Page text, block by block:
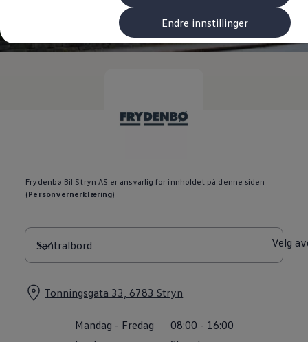
Endre innstillinger
Varebiler med firehjulstrekk
Kundeløfter
Connect Pro
Lease eller kjøpe bil
Hjemmelading
Hurtiglading
Ruteplanlegger
Rekkevidde-kalkulator
Ladekalkulator
Oppgitt vs. faktisk rekkevidde
Min Volkswagen
Biltilbehør
Programvareoppdateringer
Instruksjonsbok
Kundeinformasjon
Frydenbø Bil Stryn AS er ansvarlig for innholdet på denne siden
(Personvernerklæring)
Velg
Tonningsgata 33, 6783 Stryn
Mandag - Fredag 08:00 - 16:00